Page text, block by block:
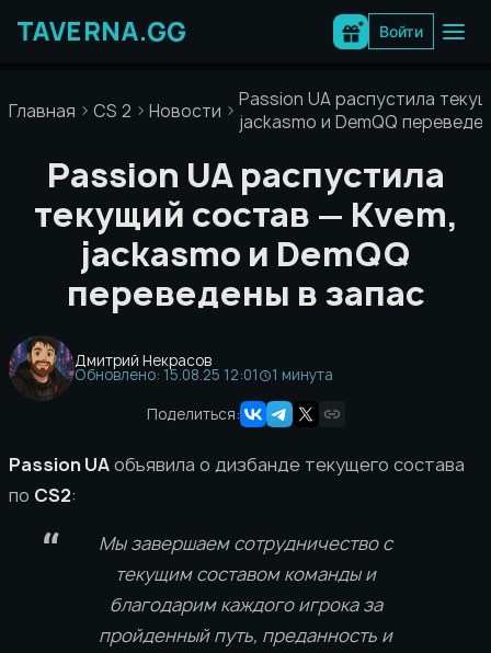
содержимому
Войти
Главная CS 2 Новости
Passion UA распустила
jackasmo и DemQQ
Passion UA распустила
текущий состав — Kvem,
jackasmo и DemQQ
переведены в запас
Дмитрий Некрасов
Обновлено: 15.08.25 12:01
1 минута
Поделиться:
Passion UAобъявила о дизбанде текущего состава
по CS2:
Мы завершаем сотрудничество с
текущим составом команды и
благодарим каждого игрока за
пройденный путь, преданность и